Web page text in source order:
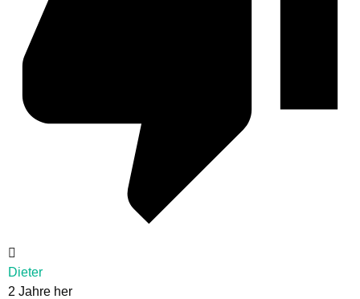
Dieter
2 Jahre her